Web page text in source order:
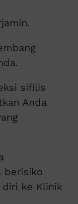
sifilis
Anda
berisiko
diri ke Klinik